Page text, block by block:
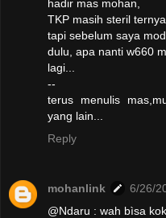
hadir mas mohan,
TKP masih steril
tapi sebelum saya
dulu, apa nanti w660
lagi...
--
terus menulis
yang lain...
Reply
mohanlink
6/26/
@Ndaru : wah bìsa